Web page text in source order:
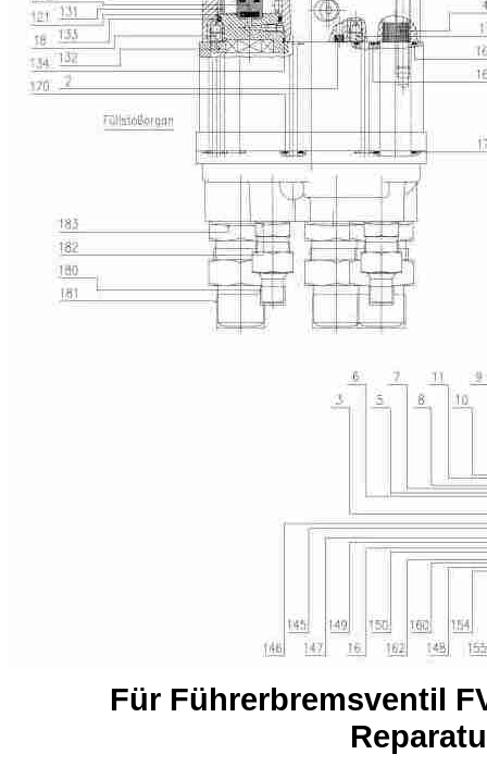
Für Führerbremsventil